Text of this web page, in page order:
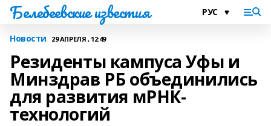
Белебеевские известия
Новости 29 АПРЕЛЯ , 12:49
Резиденты кампуса Уфы и
Минздрав РБ объединились
для развития мРНК-
технологий